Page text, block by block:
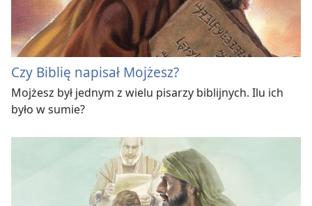
Czy Biblię napisał Mojżesz?
Mojżesz był jednym z wielu pisarzy biblijnych. Ilu ich
było w sumie?